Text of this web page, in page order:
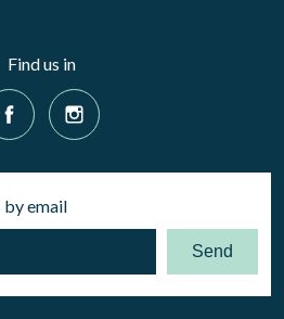
Find us in
by email
Send